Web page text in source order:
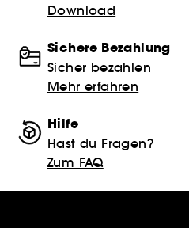
Download
Sichere Bezahlung
Sicher bezahlen
Mehr erfahren
Hilfe
Hast du Fragen?
Zum FAQ